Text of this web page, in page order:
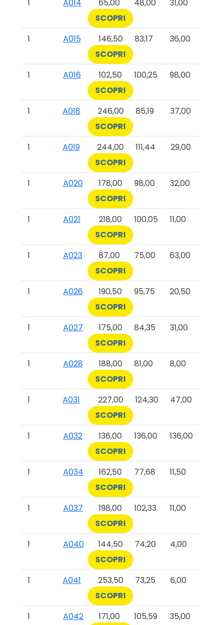
1
A014 65,00 48,00
31,00
SCOPRI
1
A015 146,50 83,17
36,00
SCOPRI
1
A016 102,50 100,25
98,00
SCOPRI
1
A018 246,00 85,19
37,00
SCOPRI
1
A019 244,00 111,44
29,00
SCOPRI
1
A020 178,00 98,00
32,00
SCOPRI
1
A021 218,00 100,05
11,00
SCOPRI
1
A023 87,00 75,00
63,00
SCOPRI
1
A026 190,50 95,75
20,50
SCOPRI
1
A027 175,00 84,35
31,00
SCOPRI
1
A028 188,00 81,00
8,00
SCOPRI
1
A031 227,00 124,30
47,00
SCOPRI
1
A032 136,00 136,00
136,00
SCOPRI
1
A034 162,50 77,68
11,50
SCOPRI
1
A037 198,00 102,33
11,00
SCOPRI
1
A040 144,50 74,20
4,00
SCOPRI
1
A041 253,50 73,25
6,00
SCOPRI
1
A042 171,00 105,59
35,00